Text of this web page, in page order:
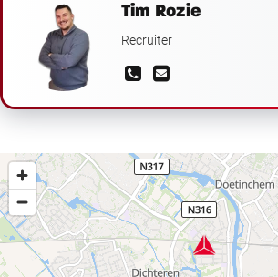
Tim Rozie
Recruiter